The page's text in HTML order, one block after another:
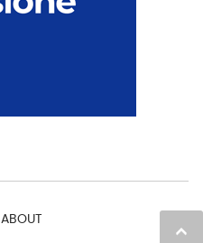
keyboard_arrow_up
ABOUT